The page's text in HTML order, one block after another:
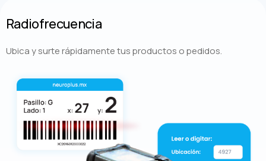
Radiofrecuencia
Ubica y surte rápidamente tus productos o pedidos.